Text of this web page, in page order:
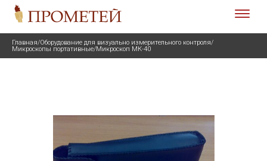
Главная/Оборудование для визуально измерительного контроля/
Микроскопы портативные/Микроскоп МК-40